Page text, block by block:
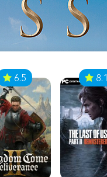
6.5 8.1